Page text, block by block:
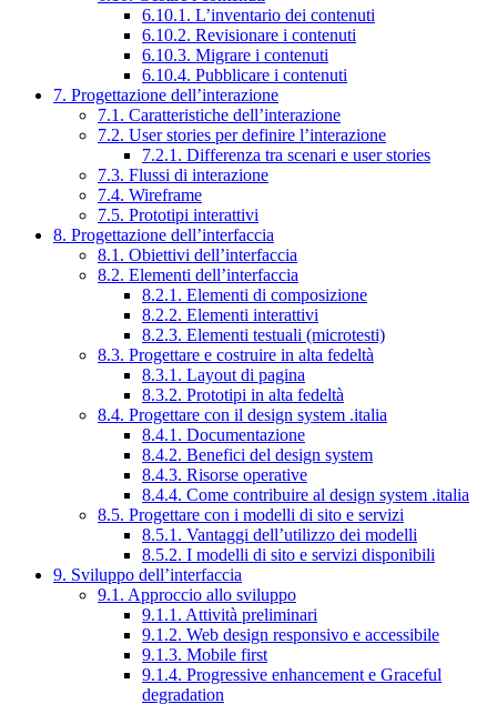
6.10.1. L’inventario dei contenuti
6.10.2. Revisionare i contenuti
6.10.3. Migrare i contenuti
6.10.4. Pubblicare i contenuti
7. Progettazione dell’interazione
7.1. Caratteristiche dell’interazione
7.2. User stories per definire l’interazione
7.2.1. Differenza tra scenari e user stories
7.3. Flussi di interazione
7.4. Wireframe
7.5. Prototipi interattivi
8. Progettazione dell’interfaccia
8.1. Obiettivi dell’interfaccia
8.2. Elementi dell’interfaccia
8.2.1. Elementi di composizione
8.2.2. Elementi interattivi
8.2.3. Elementi testuali (microtesti)
8.3. Progettare e costruire in alta fedeltà
8.3.1. Layout di pagina
8.3.2. Prototipi in alta fedeltà
8.4. Progettare con il design system .italia
8.4.1. Documentazione
8.4.2. Benefici del design system
8.4.3. Risorse operative
8.4.4. Come contribuire al design system .italia
8.5. Progettare con i modelli di sito e servizi
8.5.1. Vantaggi dell’utilizzo dei modelli
8.5.2. I modelli di sito e servizi disponibili
9. Sviluppo dell’interfaccia
9.1. Approccio allo sviluppo
9.1.1. Attività preliminari
9.1.2. Web design responsivo e accessibile
9.1.3. Mobile first
9.1.4. Progressive enhancement e Graceful
degradation